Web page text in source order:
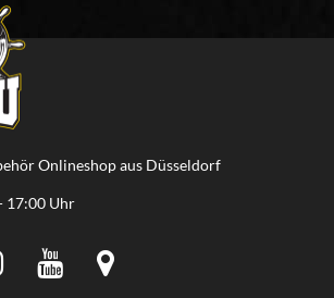
Onlineshop aus Düsseldorf
17:00 Uhr